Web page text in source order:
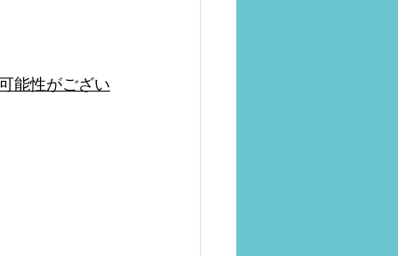
能性がござい